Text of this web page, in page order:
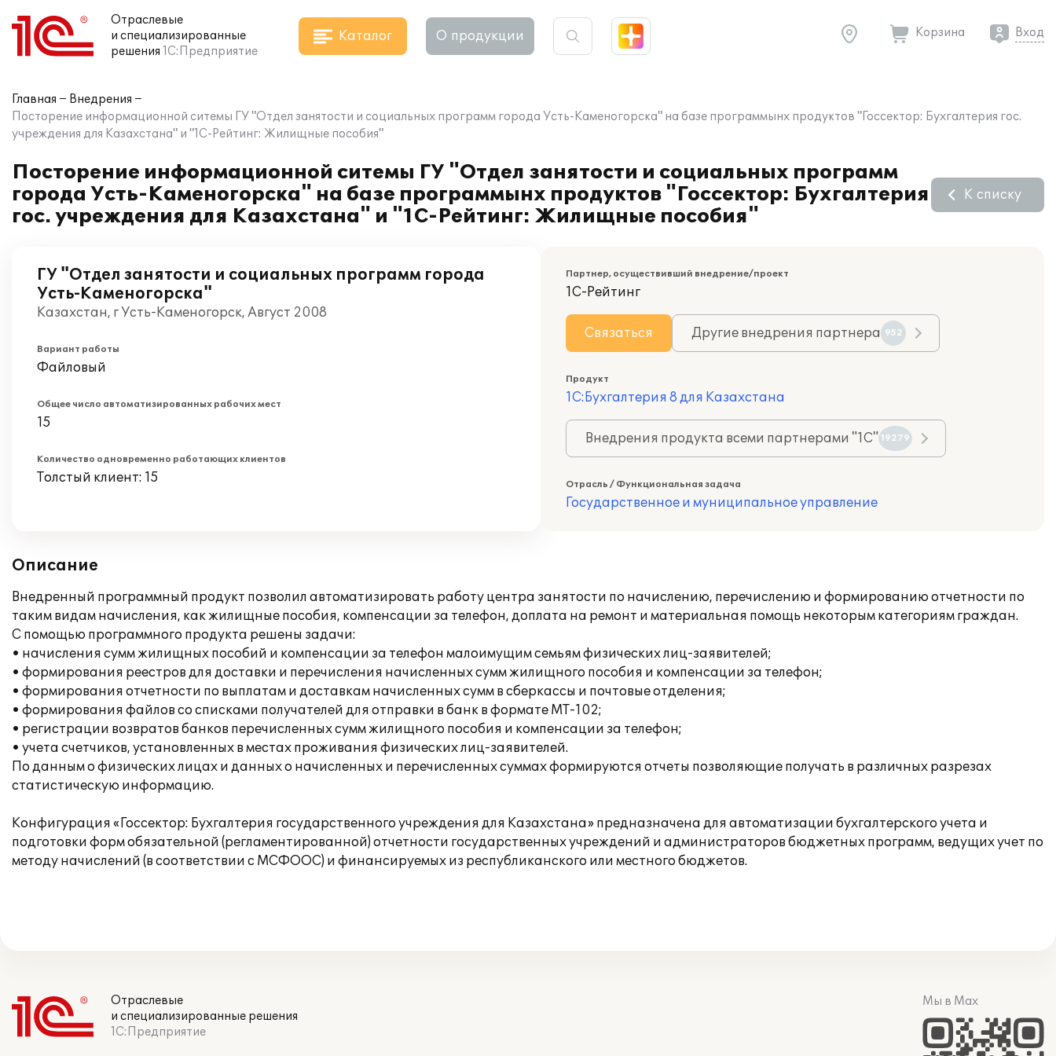
Отраслевые
и специализированные
решения 1С:Предприятие
Каталог О продукции Корзина Вход
Главная
Внедрения
Посторение информационной ситемы ГУ "Отдел занятости и социальных программ города Усть-Каменогорска" на базе программынх продуктов "Госсектор: Бухгалтерия гос.
учреждения для Казахстана" и "1С-Рейтинг: Жилищные пособия"
Посторение информационной ситемы ГУ "Отдел занятости и социальных программ
города Усть-Каменогорска" на базе программынх продуктов "Госсектор: Бухгалтерия
гос. учреждения для Казахстана" и "1С-Рейтинг: Жилищные пособия"
К списку
ГУ "Отдел занятости и социальных программ города
Усть-Каменогорска"
Казахстан, г Усть-Каменогорск, Август 2008
Вариант работы
Файловый
Общее число автоматизированных рабочих мест
15
Количество одновременно работающих клиентов
Толстый клиент: 15
Партнер, осуществивший внедрение/проект
1С-Рейтинг
Связаться Другие внедрения партнера 952
Продукт
1С:Бухгалтерия 8 для Казахстана
Внедрения продукта всеми партнерами "1С" 19279
Отрасль / Функциональная задача
Государственное и муниципальное управление
Описание
Внедренный программный продукт позволил автоматизировать работу центра занятости по начислению, перечислению и формированию отчетности по
таким видам начисления, как жилищные пособия, компенсации за телефон, доплата на ремонт и материальная помощь некоторым категориям граждан.
С помощью программного продукта решены задачи:
• начисления сумм жилищных пособий и компенсации за телефон малоимущим семьям физических лиц-заявителей;
• формирования реестров для доставки и перечисления начисленных сумм жилищного пособия и компенсации за телефон;
• формирования отчетности по выплатам и доставкам начисленных сумм в сберкассы и почтовые отделения;
• формирования файлов со списками получателей для отправки в банк в формате МТ-102;
• регистрации возвратов банков перечисленных сумм жилищного пособия и компенсации за телефон;
• учета счетчиков, установленных в местах проживания физических лиц-заявителей.
По данным о физических лицах и данных о начисленных и перечисленных суммах формируются отчеты позволяющие получать в различных разрезах
статистическую информацию.
Конфигурация «Госсектор: Бухгалтерия государственного учреждения для Казахстана» предназначена для автоматизации бухгалтерского учета и
подготовки форм обязательной (регламентированной) отчетности государственных учреждений и администраторов бюджетных программ, ведущих учет по
методу начислений (в соответствии с МСФООС) и финансируемых из республиканского или местного бюджетов.
Отраслевые
и специализированные решения
1С:Предприятие
Мы в Max